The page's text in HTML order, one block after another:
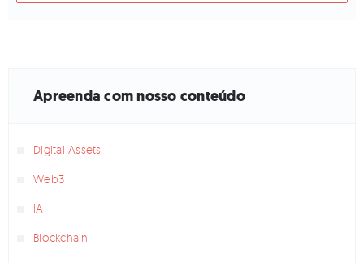
Apreenda com nosso conteúdo
Digital Assets
Web3
IA
Blockchain